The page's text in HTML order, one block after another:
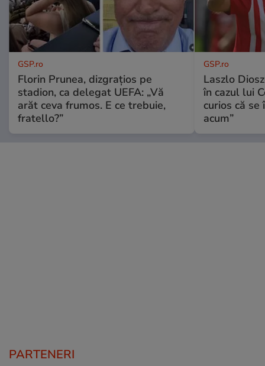
GSP.ro
Florin Prunea, dizgrațios pe
stadion, ca delegat UEFA: „Vă
arăt ceva frumos. E ce trebuie,
fratello?”
GSP.ro
Laszlo
în cazul lui
curios că
acum”
PARTENERI